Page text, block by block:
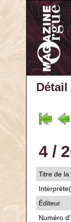
4 /
Titre de la
Éditeur
Numéro